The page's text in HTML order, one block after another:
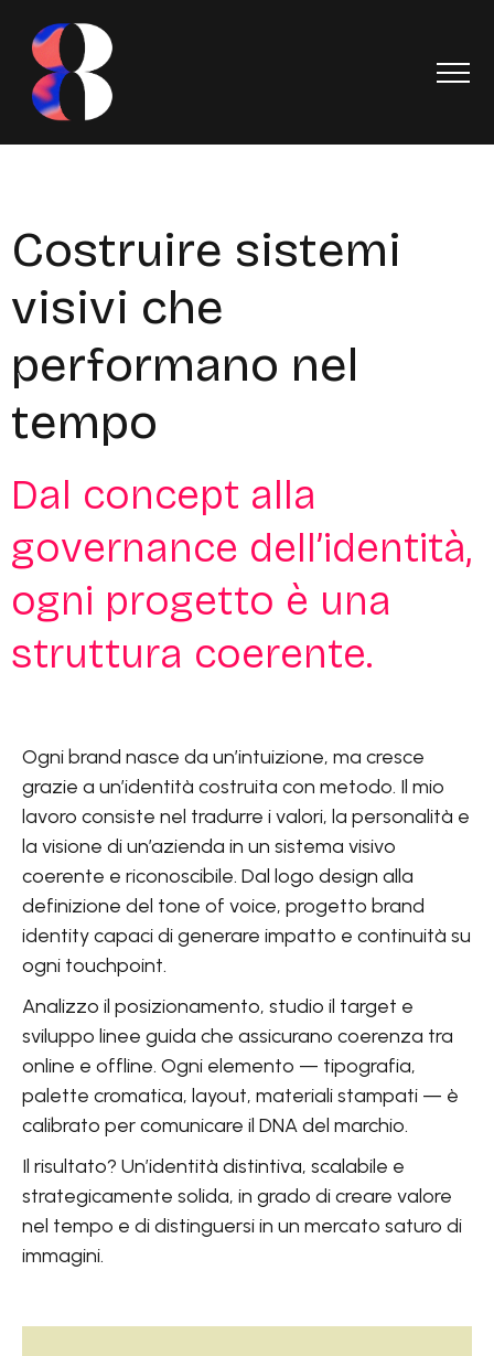
Costruire sistemi
visivi che
performano nel
tempo
Dal concept alla
governance dell’identità,
ogni progetto è una
struttura coerente.
Ogni brand nasce da un’intuizione, ma cresce
grazie a un’identità costruita con metodo. Il mio
lavoro consiste nel tradurre i valori, la personalità e
la visione di un’azienda in un sistema visivo
coerente e riconoscibile. Dal logo design alla
definizione del tone of voice, progetto brand
identity capaci di generare impatto e continuità su
ogni touchpoint.
Analizzo il posizionamento, studio il target e
sviluppo linee guida che assicurano coerenza tra
online e offline. Ogni elemento — tipografia,
palette cromatica, layout, materiali stampati — è
calibrato per comunicare il DNA del marchio.
Il risultato? Un’identità distintiva, scalabile e
strategicamente solida, in grado di creare valore
nel tempo e di distinguersi in un mercato saturo di
immagini.